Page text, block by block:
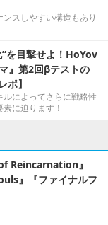
スしやすい構造もあり
を目撃せよ！HoYov
』第2回βテストの
ポ】
によってさらに戦略性
に迫ります！
Reincarnation』
』『ファイナルフ